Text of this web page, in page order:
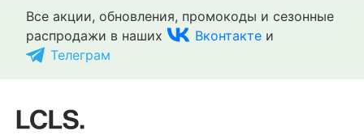
Все акции, обновления, промокоды и сезонные
распродажи в наших
Вконтакте и
Телеграм